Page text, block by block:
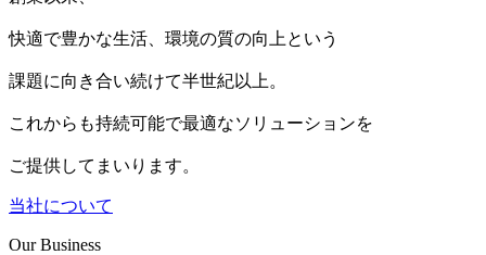
快適で豊かな生活、環境の質の向上という
課題に向き合い続けて半世紀以上。
これからも持続可能で最適なソリューションを
ご提供してまいります。
当社について
Our Business